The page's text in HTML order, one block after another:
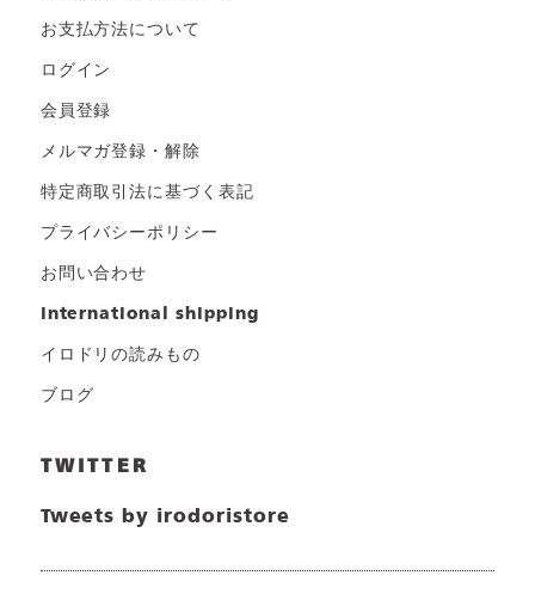
お支払方法について
ログイン
会員登録
メルマガ登録・解除
特定商取引法に基づく表記
プライバシーポリシー
お問い合わせ
international shipping
イロドリの読みもの
ブログ
TWITTER
Tweets by irodoristore